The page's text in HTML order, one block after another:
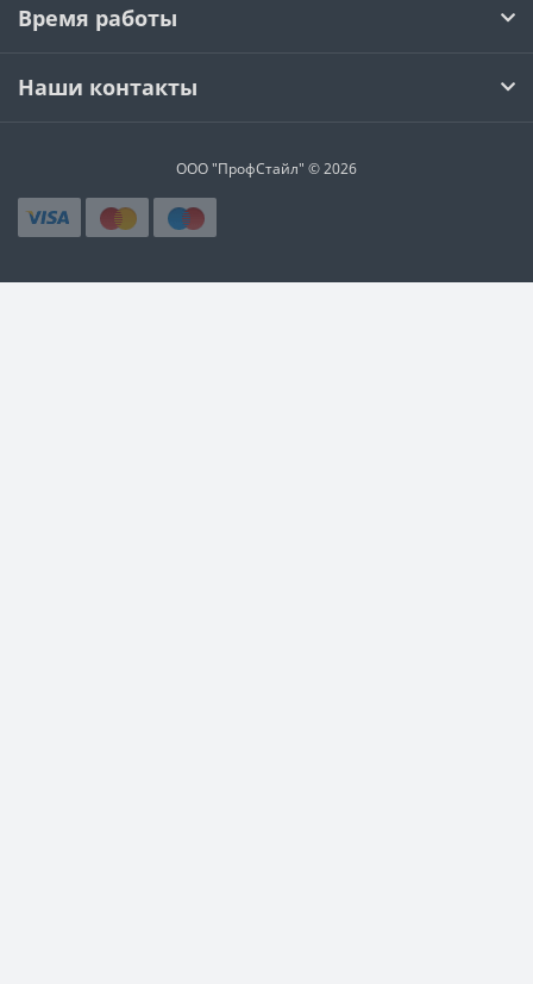
Время работы
Наши контакты
ООО "ПрофСтайл" © 2026